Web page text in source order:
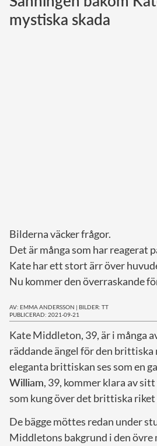
Norska
mystiska skada
Bilderna väcker frågor.
Det är många som har reagerat
Kate har ett stort ärr över
Nu kommer den överraskande
AV: EMMA ANDERSSON | BILDER: TT
PUBLICERAD: 2021-09-21
Kate Middleton, 39, är i många
räddande ängel för den brittiska
eleganta brittiskan ses som en
William, 39, kommer klara av
som kung över det brittiska
De bägge möttes redan under
Middletons bakgrund i den övre